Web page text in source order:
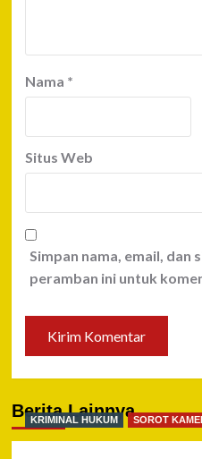
Nama *
Situs Web
Simpan nama, email, dan
peramban ini untuk
Berita Lainnya
KRIMINAL HUKUM SOROT